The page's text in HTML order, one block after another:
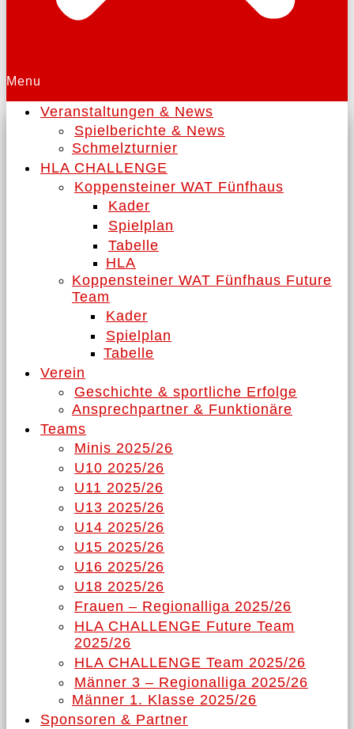
Menu
Veranstaltungen & News
Spielberichte & News
Schmelzturnier
HLA CHALLENGE
Koppensteiner WAT Fünfhaus
Kader
Spielplan
Tabelle
HLA
Koppensteiner WAT Fünfhaus Future
Team
Kader
Spielplan
Tabelle
Verein
Geschichte & sportliche Erfolge
Ansprechpartner & Funktionäre
Teams
Minis 2025/26
U10 2025/26
U11 2025/26
U13 2025/26
U14 2025/26
U15 2025/26
U16 2025/26
U18 2025/26
Frauen – Regionalliga 2025/26
HLA CHALLENGE Future Team
2025/26
HLA CHALLENGE Team 2025/26
Männer 3 – Regionalliga 2025/26
Männer 1. Klasse 2025/26
Sponsoren & Partner